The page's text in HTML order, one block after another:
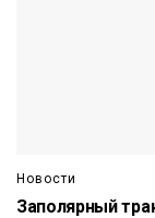
Новости
Заполярный